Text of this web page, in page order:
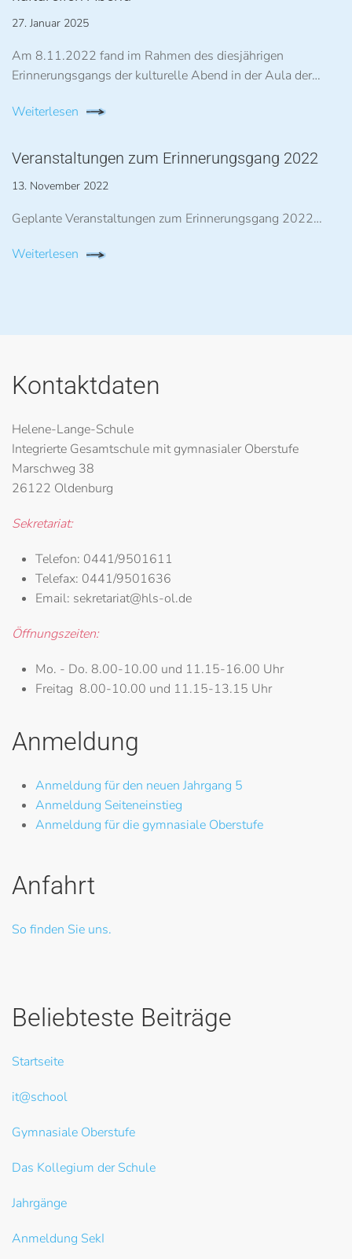
27. Januar 2025
Am 8.11.2022 fand im Rahmen des diesjährigen
Erinnerungsgangs der kulturelle Abend in der Aula der…
Weiterlesen
Veranstaltungen zum Erinnerungsgang 2022
13. November 2022
Geplante Veranstaltungen zum Erinnerungsgang 2022…
Weiterlesen
Kontaktdaten
Helene-Lange-Schule
Integrierte Gesamtschule mit gymnasialer Oberstufe
Marschweg 38
26122 Oldenburg
Sekretariat:
Telefon: 0441/9501611
Telefax: 0441/9501636
Email: sekretariat@hls-ol.de
Öffnungszeiten:
Mo. - Do. 8.00-10.00 und 11.15-16.00 Uhr
Freitag 8.00-10.00 und 11.15-13.15 Uhr
Anmeldung
Anmeldung für den neuen Jahrgang 5
Anmeldung Seiteneinstieg
Anmeldung für die gymnasiale Oberstufe
Anfahrt
So finden Sie uns.
Beliebteste Beiträge
Startseite
it@school
Gymnasiale Oberstufe
Das Kollegium der Schule
Jahrgänge
Anmeldung SekI